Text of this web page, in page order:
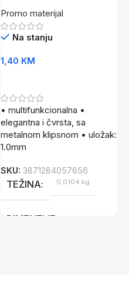
Promo materijal
Na stanju
1,40 KM
• multifunkcionalna •
elegantna i čvrsta, sa
metalnom klipsnom • uložak:
1.0mm
SKU: 3871284057656
TEŽINA 0,0104 kg
DIMENZIJE